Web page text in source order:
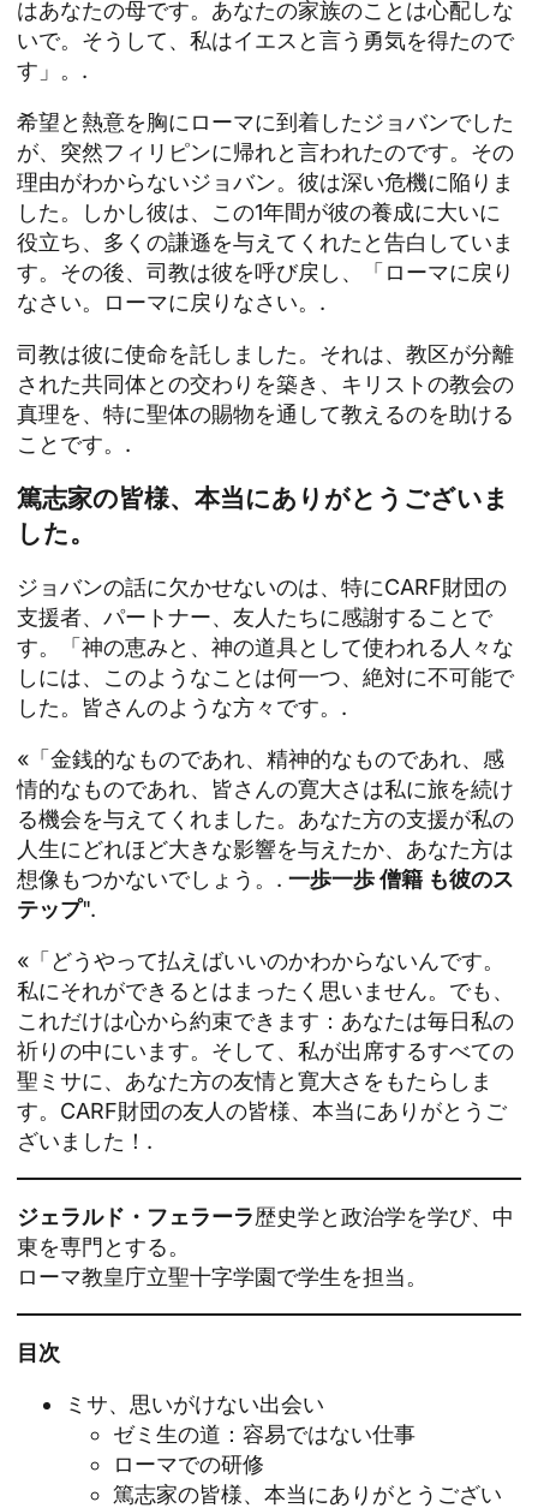
はあなたの母です。あなたの家族のことは心配しな
いで。そうして、私はイエスと言う勇気を得たので
す」。.
希望と熱意を胸にローマに到着したジョバンでした
が、突然フィリピンに帰れと言われたのです。その
理由がわからないジョバン。彼は深い危機に陥りま
した。しかし彼は、この1年間が彼の養成に大いに
役立ち、多くの謙遜を与えてくれたと告白していま
す。その後、司教は彼を呼び戻し、「ローマに戻り
なさい。ローマに戻りなさい。.
司教は彼に使命を託しました。それは、教区が分離
された共同体との交わりを築き、キリストの教会の
真理を、特に聖体の賜物を通して教えるのを助ける
ことです。.
篤志家の皆様、本当にありがとうございま
した。
ジョバンの話に欠かせないのは、特にCARF財団の
支援者、パートナー、友人たちに感謝することで
す。「神の恵みと、神の道具として使われる人々な
しには、このようなことは何一つ、絶対に不可能で
した。皆さんのような方々です。.
«「金銭的なものであれ、精神的なものであれ、感
情的なものであれ、皆さんの寛大さは私に旅を続け
る機会を与えてくれました。あなた方の支援が私の
人生にどれほど大きな影響を与えたか、あなた方は
想像もつかないでしょう。. 一歩一歩僧籍 も彼のス
テップ".
«「どうやって払えばいいのかわからないんです。
私にそれができるとはまったく思いません。でも、
これだけは心から約束できます：あなたは毎日私の
祈りの中にいます。そして、私が出席するすべての
聖ミサに、あなた方の友情と寛大さをもたらしま
す。CARF財団の友人の皆様、本当にありがとうご
ざいました！.
ジェラルド・フェラーラ歴史学と政治学を学び、中
東を専門とする。
ローマ教皇庁立聖十字学園で学生を担当。
目次
ミサ、思いがけない出会い
ゼミ生の道：容易ではない仕事
ローマでの研修
篤志家の皆様、本当にありがとうござい